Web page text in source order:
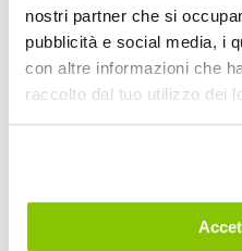
nostri partner che si
pubblicità e social media, i
con altre informazioni che
raccolto dal tuo utilizzo dei
Estrattore
pedivella -
OXFORD
OXFORD